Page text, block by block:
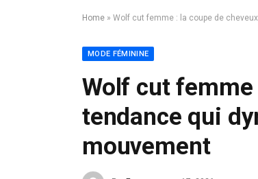
Home » Wolf cut femme : la coupe de
MODE FÉMININE
Wolf cut
tendance qui
mouvement